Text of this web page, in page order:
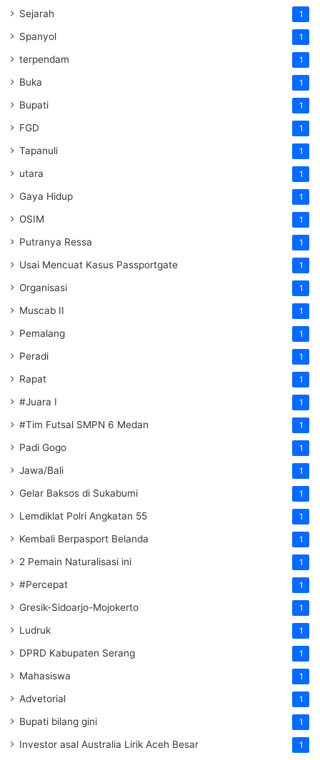
Sejarah 1
Spanyol 1
terpendam 1
Buka 1
Bupati 1
FGD 1
Tapanuli 1
utara 1
Gaya Hidup 1
OSIM 1
Putranya Ressa 1
Usai Mencuat Kasus Passportgate 1
Organisasi 1
Muscab II 1
Pemalang 1
Peradi 1
Rapat 1
#Juara I 1
#Tim Futsal SMPN 6 Medan 1
Padi Gogo 1
Jawa/Bali 1
Gelar Baksos di Sukabumi 1
Lemdiklat Polri Angkatan 55 1
Kembali Berpasport Belanda 1
2 Pemain Naturalisasi ini 1
#Percepat 1
Gresik-Sidoarjo-Mojokerto 1
Ludruk 1
DPRD Kabupaten Serang 1
Mahasiswa 1
Advetorial 1
Bupati bilang gini 1
Investor asal Australia Lirik Aceh Besar 1